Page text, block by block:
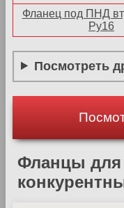
Фланец под ПНД
Ру16
Посмотреть
Фланцы для